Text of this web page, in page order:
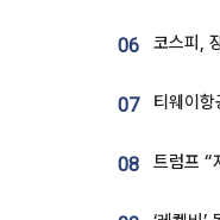
06
07
08